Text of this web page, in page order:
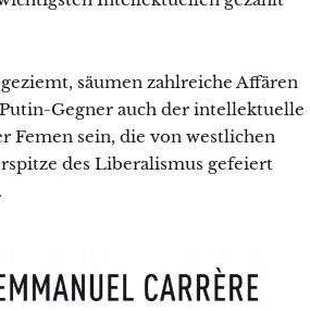
säumen zahlreiche Affären
Gegner auch der intellektuelle
Femen sein, die von westlichen
des Liberalismus gefeiert